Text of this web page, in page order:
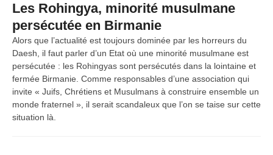
Les Rohingya, minorité musulmane
persécutée en Birmanie
Alors que l’actualité est toujours dominée par les horreurs du
Daesh, il faut parler d’un Etat où une minorité musulmane est
persécutée : les Rohingyas sont persécutés dans la lointaine et
fermée Birmanie. Comme responsables d’une association qui
invite « Juifs, Chrétiens et Musulmans à construire ensemble un
monde fraternel », il serait scandaleux que l’on se taise sur cette
situation là.